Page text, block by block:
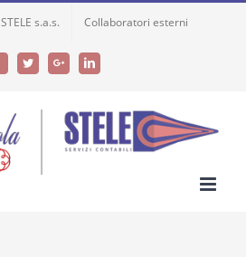
STELE s.a.s. Collaboratori esterni
FacebookTwitterGoogle+LinkedIn